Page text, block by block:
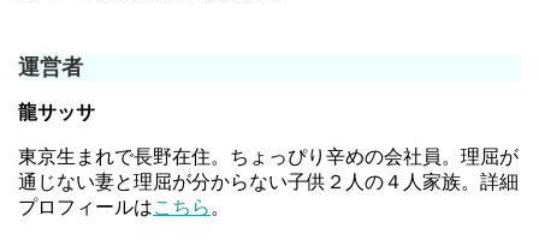
運営者
龍サッサ
東京生まれで長野在住。ちょっぴり辛めの会社員。理屈が
通じない妻と理屈が分からない子供２人の４人家族。詳細
プロフィールはこちら 。